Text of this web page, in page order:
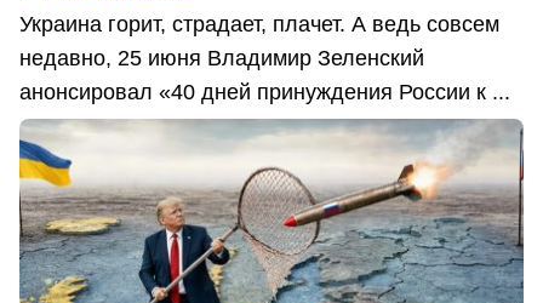
Украина горит, страдает, плачет. А ведь совсем
недавно, 25 июня Владимир Зеленский
анонсировал «40 дней принуждения России к ...